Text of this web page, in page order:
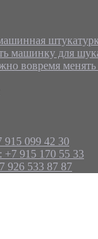
машинку для
вовремя
915 099 42 30
+7 915 170 55 33
926 533 87 87